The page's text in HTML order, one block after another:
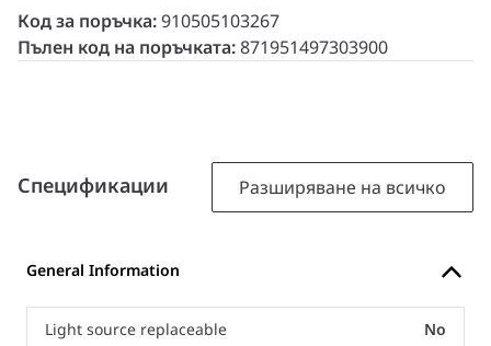
Код за поръчка:910505103267
Пълен код на поръчката:871951497303900
Спецификации Разширяване на всичко
General Information
Light source replaceable No